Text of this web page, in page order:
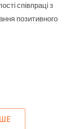
співпраці з
позитивного